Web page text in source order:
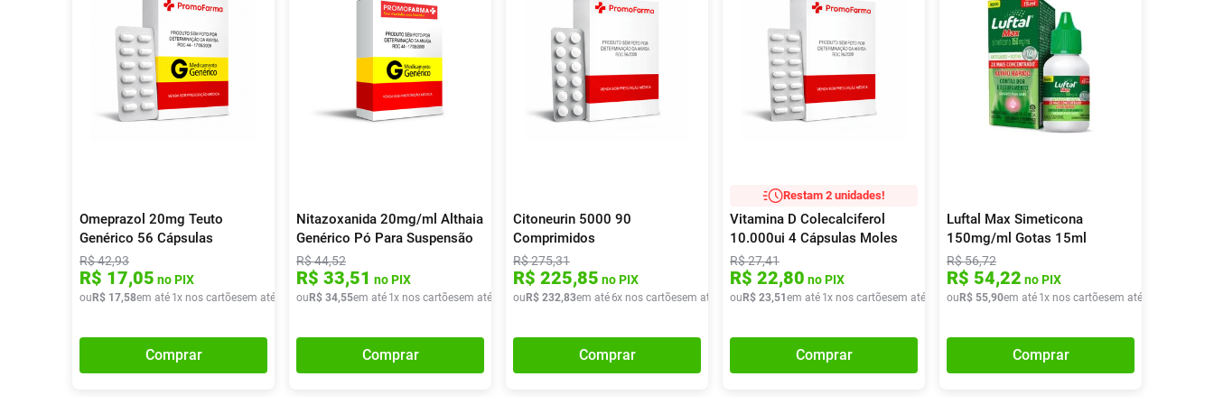
Omeprazol 20mg Teuto
Genérico 56 Cápsulas
R$42,93
R$ 17,05 no PIX
ou R$ 17,58em até 1x nos cartõesem até x deR$ 17,58
Comprar
Nitazoxanida 20mg/ml Althaia
Genérico Pó Para Suspensão
Oral 100ml
R$44,52
R$ 33,51 no PIX
ou R$ 34,55em até 1x nos cartõesem até x deR$ 34,55
Comprar
Citoneurin 5000 90
Comprimidos
R$275,31
R$ 225,85 no PIX
ou R$ 232,83em até6x nos cartõesem até x de R$ 38,80
Comprar
Restam 2 unidades!
Vitamina D Colecalciferol
10.000ui 4 Cápsulas Moles
Althaia
R$27,41
R$ 22,80 no PIX
ou R$ 23,51 em até 1x nos cartõesem até x deR$ 23,51
Comprar
Luftal Max Simeticona
150mg/ml Gotas 15ml
R$56,72
R$ 54,22 no PIX
ou R$ 55,90em até 1x nos cartõesem até
Comprar